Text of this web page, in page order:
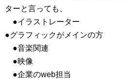
ターと言っても、
●イラストレーター
●グラフィックがメインの方
●音楽関連
●映像
●企業のweb担当